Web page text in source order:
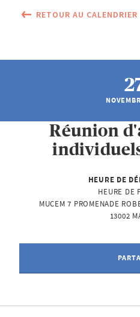
RETOUR AU CALENDRIER
Réunion
HEURE DE
HEURE DE
MUCEM 7 PROMENADE
13002